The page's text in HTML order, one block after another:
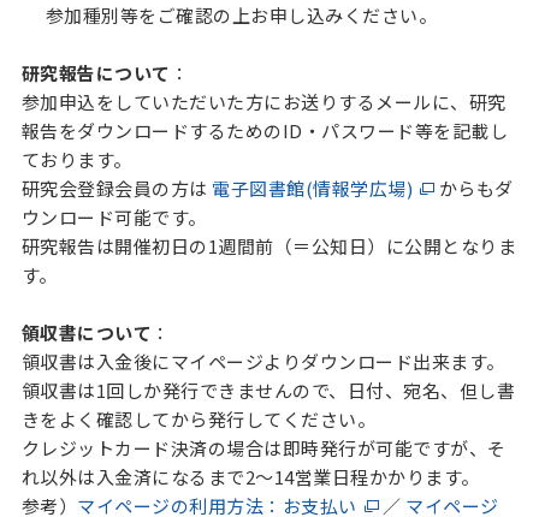
参加種別等をご確認の上お申し込みください。
研究報告について ：
参加申込をしていただいた方にお送りするメールに、研究
報告をダウンロードするためのID・パスワード等を記載し
ております。
研究会登録会員の方は 電子図書館(情報学広場)
からもダ
ウンロード可能です。
研究報告は開催初日の1週間前（＝公知日）に公開となりま
す。
領収書について ：
領収書は入金後にマイページよりダウンロード出来ます。
領収書は1回しか発行できませんので、日付、宛名、但し書
きをよく確認してから発行してください。
クレジットカード決済の場合は即時発行が可能ですが、そ
れ以外は入金済になるまで2～14営業日程かかります。
参考） マイページの利用方法：お支払い ／ マイページ